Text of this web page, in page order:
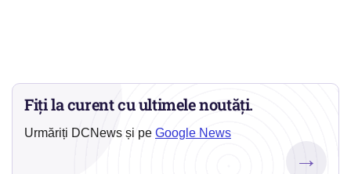
Fiți la curent cu ultimele noutăți.
Urmăriți DCNews și pe Google News
→